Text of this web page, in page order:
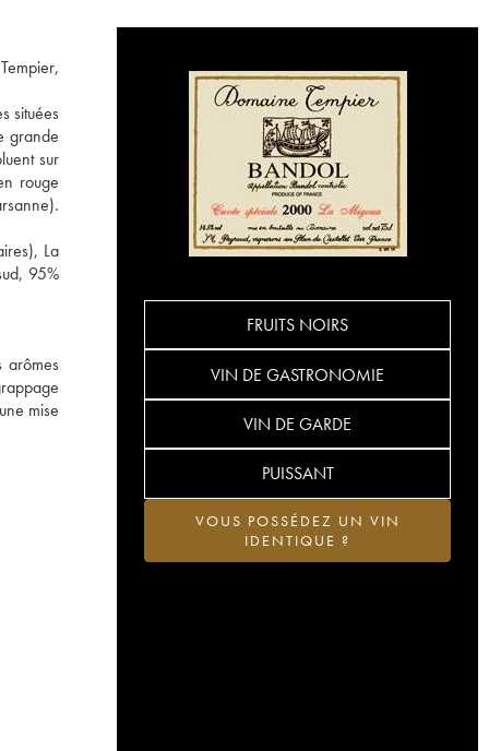
situées
grande
sur
rouge
La
95%
arômes
mise
FRUITS NOIRS
VIN DE GASTRONOMIE
VIN DE GARDE
PUISSANT
VOUS POSSÉDEZ UN VIN
IDENTIQUE ?